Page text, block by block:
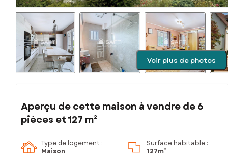
Voir plus de photos
Aperçu de cette maison à vendre de 6
pièces et 127 m²
Type de logement :
Maison
Surface habitable :
127m²